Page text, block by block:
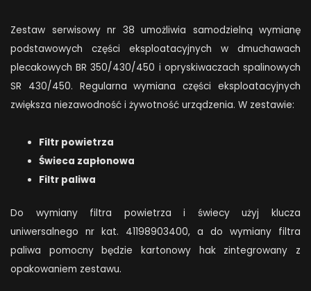
430/450
quantity
Zestaw serwisowy nr 38 umożliwia samodzielną wymianę
podstawowych części eksploatacyjnych w dmuchawach
plecakowych BR 350/430/450 i opryskiwaczach spalinowych
SR 430/450. Regularna wymiana części eksploatacyjnych
zwiększa niezawodność i żywotność urządzenia. W zestawie:
Filtr powietrza
Świeca zapłonowa
Filtr paliwa
Do wymiany filtra powietrza i świecy użyj klucza
uniwersalnego nr kat. 41198903400, a do wymiany filtra
paliwa pomocny będzie kartonowy hak zintegrowany z
opakowaniem zestawu.